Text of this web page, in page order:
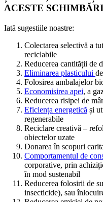
ACESTE
Iată sugestiile noastre:
Colectarea selectivă a
reciclabile
Reducerea cantității de
Eliminarea plasticului
Folosirea ambalajelor
Economisirea apei, a
Reducerea risipei de
Eficiența energetică și
regenerabile
Reciclare creativă –
obiectelor uzate
Donarea în scopuri
Comportamentul de
corporative, prin
în mod sustenabil
Reducerea folosirii de
insecticide), sau